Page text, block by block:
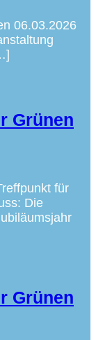
06.03.2026
Grünen
für
Die
Grünen